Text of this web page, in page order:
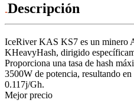
Descripción
IceRiver KAS KS7 es un minero
KHeavyHash, dirigido
Proporciona una tasa de hash
3500W de potencia, resultando
0.117j/Gh.
Mejor precio